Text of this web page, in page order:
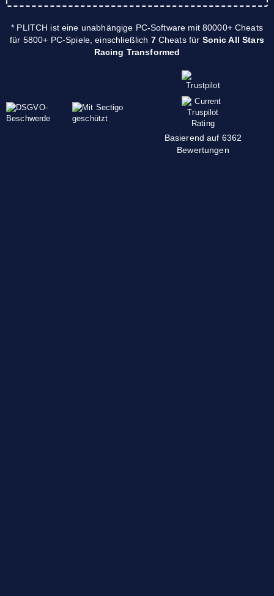
* PLITCH ist eine unabhängige PC-Software mit 80000+ Cheats
für 5800+ PC-Spiele, einschließlich 7Cheats für Sonic All Stars
Racing Transformed
Basierend auf 6362
Bewertungen